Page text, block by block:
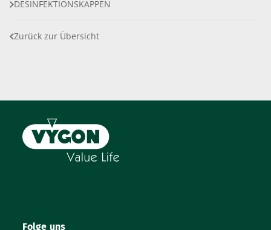
DESINFEKTIONSKAPPEN
Zurück zur Übersicht
Folge uns